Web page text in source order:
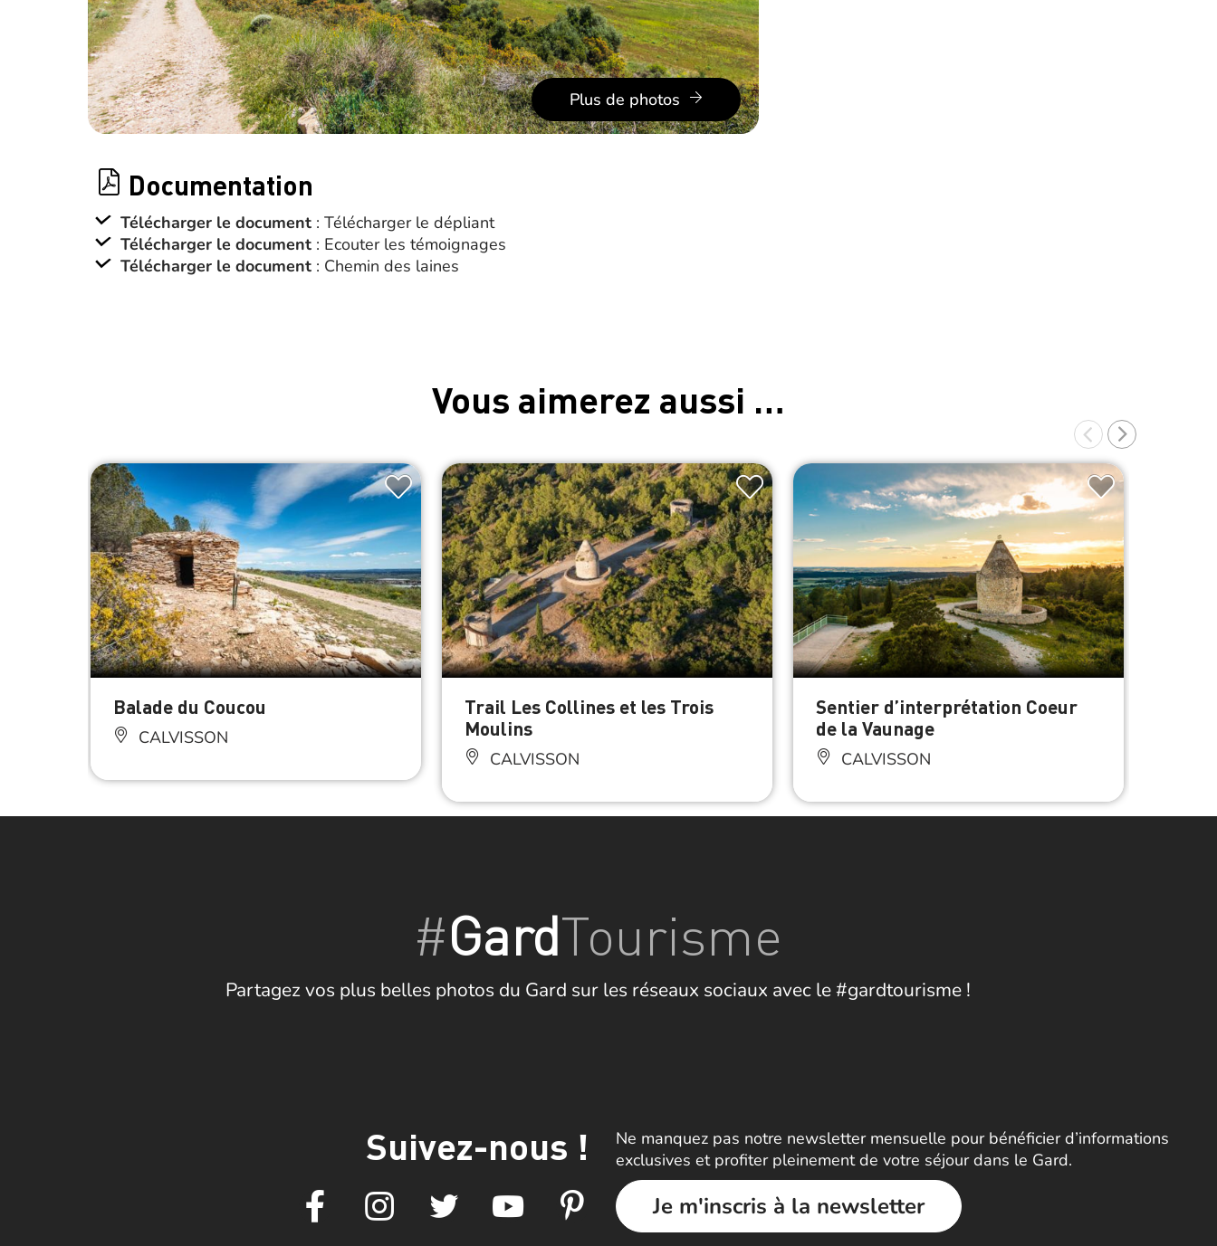
Plus de photos
Documentation
Télécharger le document : Télécharger le dépliant
Télécharger le document : Ecouter les témoignages
Télécharger le document : Chemin des laines
Vous aimerez aussi …
Balade du Coucou
CALVISSON
Trail Les Collines et les Trois
Moulins
CALVISSON
Sentier d’interprétation Coeur
de la Vaunage
CALVISSON
#GardTourisme
Partagez vos plus belles photos du Gard sur les réseaux sociaux avec le #gardtourisme !
Suivez-nous !
Ne manquez pas notre newsletter mensuelle pour bénéficier d’informations
exclusives et profiter pleinement de votre séjour dans le Gard.
Je m'inscris à la newsletter